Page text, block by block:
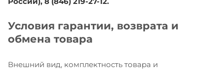
Условия гарантии, возврата и
обмена товара
Внешний вид, комплектность товара и